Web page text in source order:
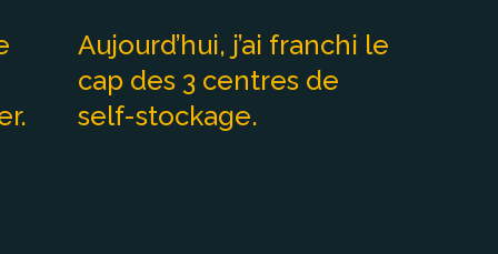
Aujourd’hui, j’ai franchi le
cap des 3 centres de
self-stockage.